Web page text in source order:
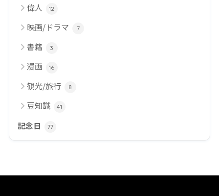
偉人 12
映画/ドラマ 7
書籍 3
漫画 16
観光/旅行 8
豆知識 41
記念日 77